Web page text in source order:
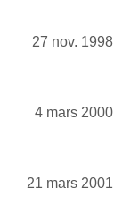
27 nov. 1998
4 mars 2000
21 mars 2001